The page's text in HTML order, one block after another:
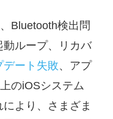
Bluetooth検出問
ループ、リカバ
デート失敗、アプ
のiOSシステム
より、さまざま